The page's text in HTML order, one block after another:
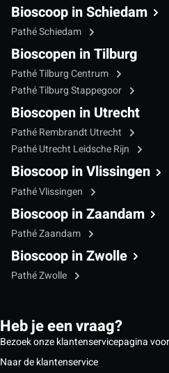
Bioscoop in Schiedam
Pathé Schiedam
Bioscopen in Tilburg
Pathé Tilburg Centrum
Pathé Tilburg Stappegoor
Bioscopen in Utrecht
Pathé Rembrandt Utrecht
Pathé Utrecht Leidsche Rijn
Bioscoop in Vlissingen
Pathé Vlissingen
Bioscoop in Zaandam
Pathé Zaandam
Bioscoop in Zwolle
Pathé Zwolle
Heb je een vraag?
Bezoek onze klantenservicepagina
Naar de klantenservice